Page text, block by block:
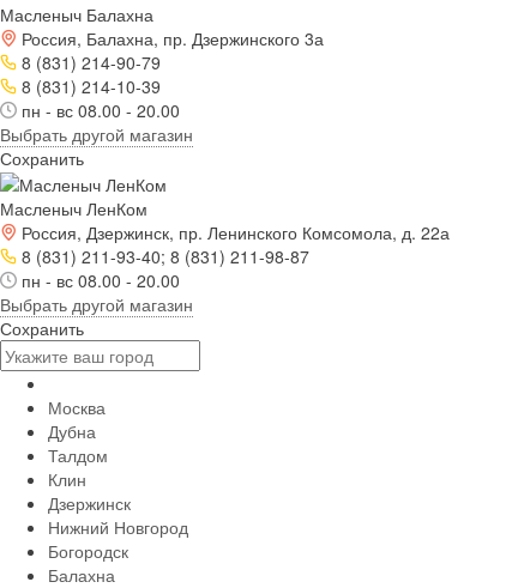
Масленыч Балахна
Россия, Балахна, пр. Дзержинского 3а
8 (831) 214-90-79
8 (831) 214-10-39
пн - вс 08.00 - 20.00
Выбрать другой магазин
Сохранить
Масленыч ЛенКом
Россия, Дзержинск, пр. Ленинского Комсомола, д. 22а
8 (831) 211-93-40; 8 (831) 211-98-87
пн - вс 08.00 - 20.00
Выбрать другой магазин
Сохранить
Москва
Дубна
Талдом
Клин
Дзержинск
Нижний Новгород
Богородск
Балахна